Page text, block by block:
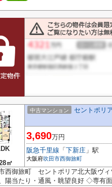
㎡
中古マンション セントポリ
3,690万円
阪急千里線 「 下新庄 」駅
大阪府吹田市西御旅町
西御旅町 セントポリア北大阪ヴィ
陽当たり・通風・眺望良好 ◇専有